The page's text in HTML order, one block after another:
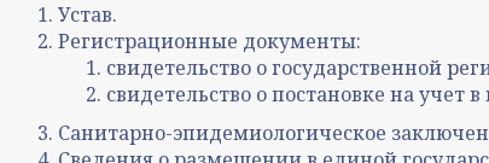
Устав.
Регистрационные документы:
свидетельство о государственной
свидетельство о постановке на учет
Санитарно-эпидемиологическое